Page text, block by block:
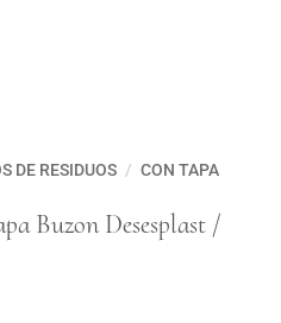
DE RESIDUOS / CON TAPA
Buzon Desesplast /